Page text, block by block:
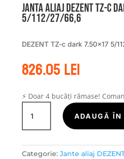
Janta aliaj DEZENT TZ-c
5/112/27/66,6
DEZENT TZ-c dark 7.50×17 5/
826.05lei
⚡ Doar 4 bucăți rămase!
Cantitate
Janta
aliaj
TZ-
ADAUGĂ ÎN
Categorie: Jante aliaj